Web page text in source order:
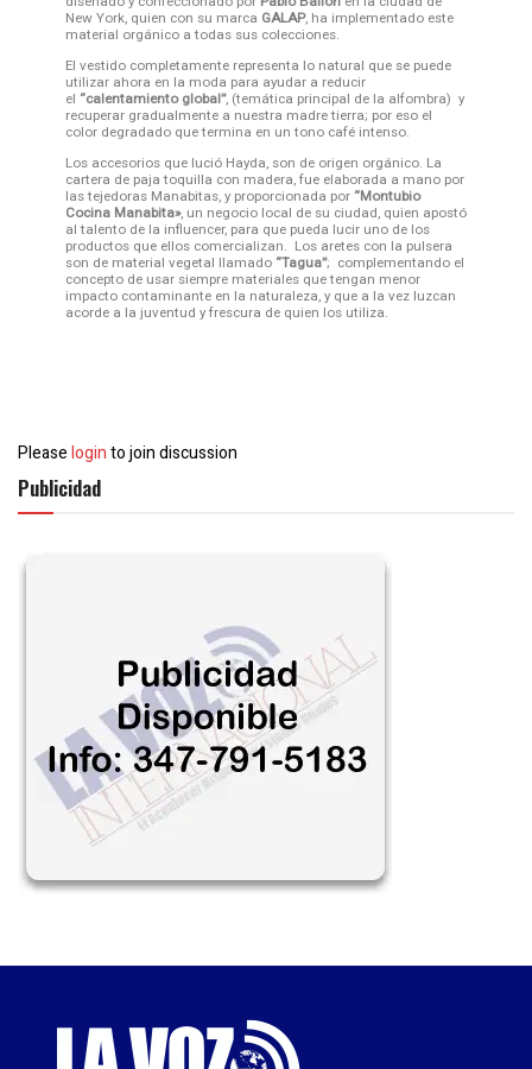
New York, quien con su marca GALAP, ha implementado este
material orgánico a todas sus colecciones.
El vestido completamente representa lo natural que se puede
utilizar ahora en la moda para ayudar a reducir
el “calentamiento global”, (temática principal de la alfombra) y
recuperar gradualmente a nuestra madre tierra; por eso el
color degradado que termina en un tono café intenso.
Los accesorios que lució Hayda, son de origen orgánico. La
cartera de paja toquilla con madera, fue elaborada a mano por
las tejedoras Manabitas, y proporcionada por “Montubio
Cocina Manabita», un negocio local de su ciudad, quien apostó
al talento de la influencer, para que pueda lucir uno de los
productos que ellos comercializan. Los aretes con la pulsera
son de material vegetal llamado “Tagua”; complementando el
concepto de usar siempre materiales que tengan menor
impacto contaminante en la naturaleza, y que a la vez luzcan
acorde a la juventud y frescura de quien los utiliza.
Pleaseloginto join discussion
Publicidad